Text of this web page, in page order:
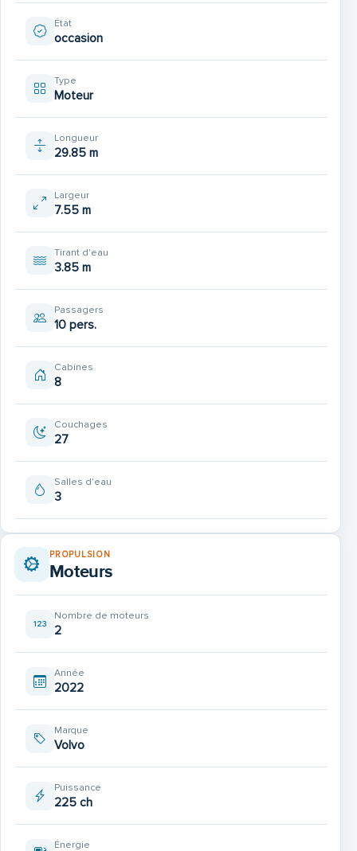
État
occasion
Type
Moteur
Longueur
29.85 m
Largeur
7.55 m
Tirant d'eau
3.85 m
Passagers
10 pers.
Cabines
8
Couchages
27
Salles d'eau
3
PROPULSION
Moteurs
Nombre de moteurs
2
Année
2022
Marque
Volvo
Puissance
225 ch
Énergie